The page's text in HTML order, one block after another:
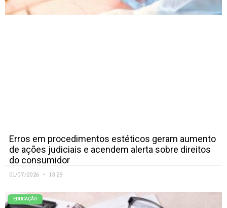
Erros em procedimentos estéticos geram aumento
de ações judiciais e acendem alerta sobre direitos
do consumidor
01/07/2026 13:29
EDUCAÇÃO